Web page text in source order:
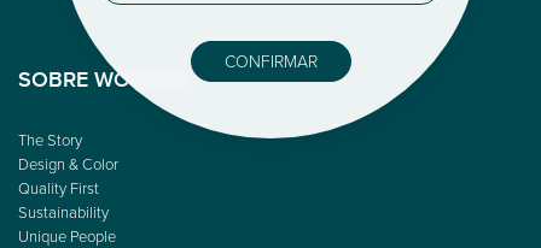
SOBRE WOODYS
The Story
Design & Color
Quality First
Sustainability
Unique People
CONFIRMAR